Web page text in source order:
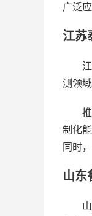
广泛
江苏
测领
制化
同时
山东